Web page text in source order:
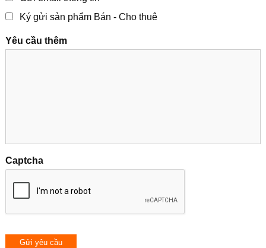
Ký gửi sản phẩm Bán - Cho thuê
Yêu cầu thêm
Captcha